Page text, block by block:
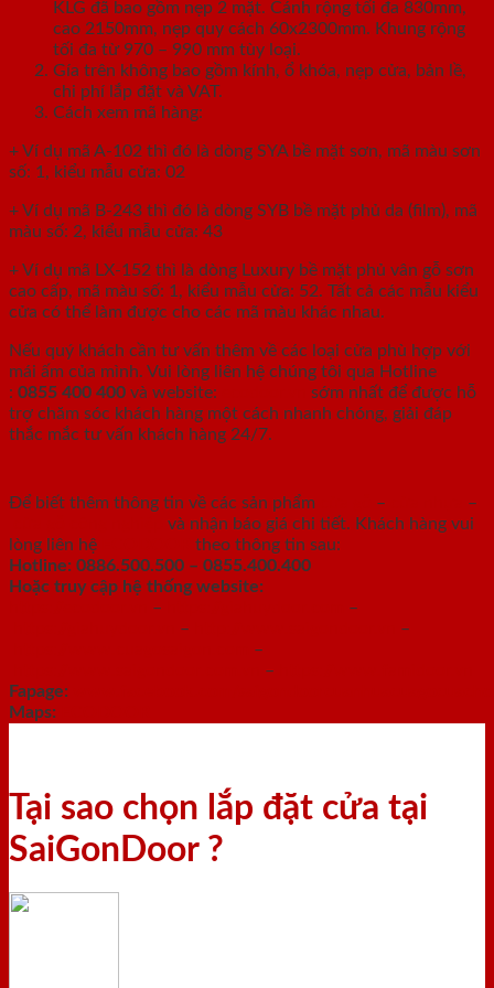
KLG đã bao gồm nẹp 2 mặt. Cánh rộng tối đa 830mm,
cao 2150mm, nẹp quy cách 60x2300mm. Khung rộng
tối đa từ 970 – 990 mm tùy loại.
Gía trên không bao gồm kính, ổ khóa, nẹp cửa, bản lề,
chi phí lắp đặt và VAT.
Cách xem mã hàng:
+ Ví dụ mã A-102 thì đó là dòng SYA bề mặt sơn, mã màu sơn
số: 1, kiểu mẫu cửa: 02
+ Ví dụ mã B-243 thì đó là dòng SYB bề mặt phủ da (film), mã
màu số: 2, kiểu mẫu cửa: 43
+ Ví dụ mã LX-152 thì là dòng Luxury bề mặt phủ vân gỗ sơn
cao cấp, mã màu số: 1, kiểu mẫu cửa: 52. Tất cả các mẫu kiểu
cửa có thể làm được cho các mã màu khác nhau.
Nếu quý khách cần tư vấn thêm về các loại cửa phù hợp với
mái ấm của mình. Vui lòng liên hệ chúng tôi qua Hotline
: 0855 400 400 và website:
sớm nhất để được hỗ
trợ chăm sóc khách hàng một cách nhanh chóng, giải đáp
thắc mắc tư vấn khách hàng 24/7.
Để biết thêm thông tin về các sản phẩm –
–
và nhận báo giá chi tiết. Khách hàng vui
lòng liên hệ
theo thông tin sau:
Hotline: 0886.500.500 – 0855.400.400
Hoặc truy cập hệ thống website:
–
–
–
–
–
–
Fapage:
Maps:
Tại sao chọn lắp đặt cửa tại
SaiGonDoor ?